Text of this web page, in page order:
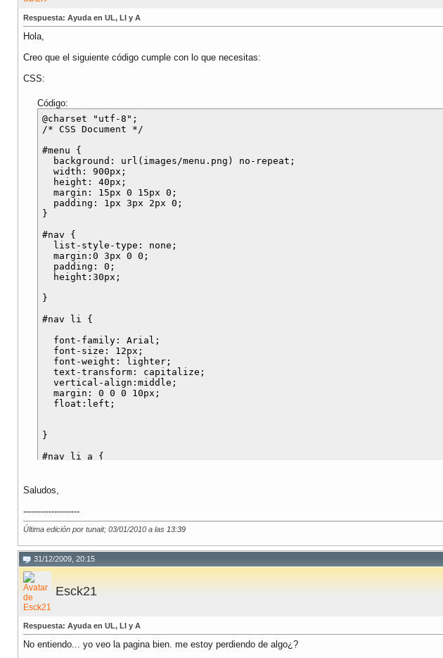
Respuesta: Ayuda en UL, LI y A
Hola,
Creo que el siguiente código cumple con lo que necesitas:
CSS:
Código:
@charset "utf-8";
/* CSS Document */
#menu {
  background: url(images/menu.png) no-repeat;
  width: 900px;
  height: 40px;
  margin: 15px 0 15px 0;
  padding: 1px 3px 2px 0;
}
#nav {
  list-style-type: none;
  margin:0 3px 0 0;
  padding: 0;
  height:30px;
}
#nav li {
  font-family: Arial;
  font-size: 12px;
  font-weight: lighter;
  text-transform: capitalize;
  vertical-align:middle;
  margin: 0 0 0 10px;
  float:left;
}
#nav li a {
	float: left;
  text-decoration: none;
  border-left: 1px #404040 solid;
  text-align:center;
  padding-left:10px;
}
#nav li a:hover {
  background-color:#000000;
Saludos,
--------------------
Última edición por tunait; 03/01/2010 a las 13:39
31/12/2009, 20:15
Esck21
Respuesta: Ayuda en UL, LI y A
No entiendo... yo veo la pagina bien. me estoy perdiendo de algo¿?